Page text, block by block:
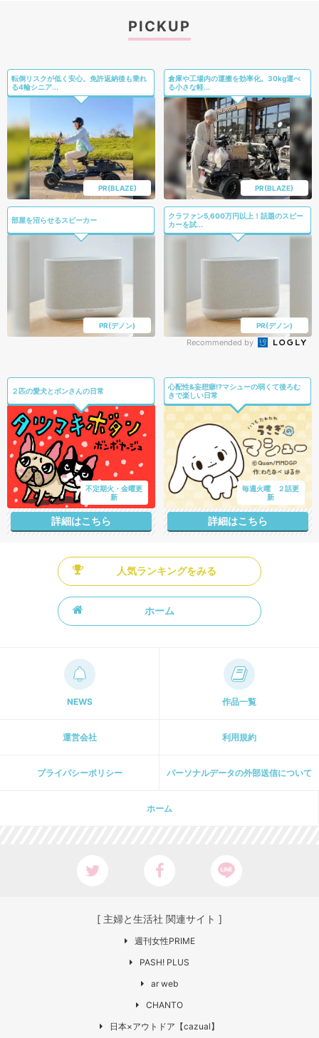
PICKUP
転倒リスクが低く安心。免許返納後も乗れ
る4輪シニア...
PR(BLAZE)
倉庫や工場内の運搬を効率化。30kg運べ
る小さな軽...
PR(BLAZE)
部屋を沼らせるスピーカー
PR(デノン)
クラファン5,600万円以上！話題のスピー
カーを試...
PR(デノン)
Recommended by
２匹の愛犬とボンさんの日常
不定期火・金曜更
新
詳細はこちら
心配性&妄想癖⁉マシューの弱くて後ろむ
きで楽しい日常
毎週火曜 ２話更
新
詳細はこちら
人気ランキングをみる
ホーム
NEWS 作品一覧
運営会社 利用規約
プライパシーポリシー パーソナルデータの外部送信について
ホーム
[ 主婦と生活社 関連サイト ]
週刊女性PRIME
PASH! PLUS
ar web
CHANTO
日本×アウトドア【cazual】